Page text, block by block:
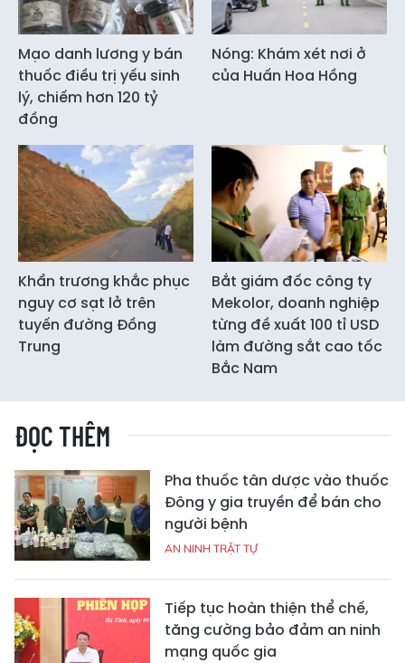
Mạo danh lương y bán
thuốc điều trị yếu sinh
lý, chiếm hơn 120 tỷ
đồng
Nóng: Khám xét nơi ở
của Huấn Hoa Hồng
Khẩn trương khắc phục
nguy cơ sạt lở trên
tuyến đường Đồng
Trung
Bắt giám đốc công ty
Mekolor, doanh nghiệp
từng đề xuất 100 tỉ USD
làm đường sắt cao tốc
Bắc Nam
ĐỌC THÊM
Pha thuốc tân dược vào thuốc
Đông y gia truyền để bán cho
người bệnh
AN NINH TRẬT TỰ
Tiếp tục hoàn thiện thể chế,
tăng cường bảo đảm an ninh
mạng quốc gia